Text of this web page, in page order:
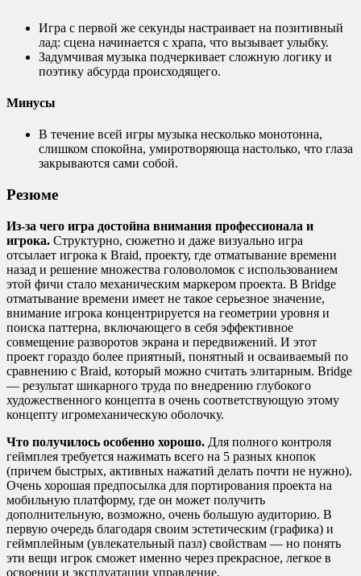
Игра с первой же секунды настраивает на позитивный
лад: сцена начинается с храпа, что вызывает улыбку.
Задумчивая музыка подчеркивает сложную логику и
поэтику абсурда происходящего.
Минусы
В течение всей игры музыка несколько монотонна,
слишком спокойна, умиротворяюща настолько, что глаза
закрываются сами собой.
Резюме
Из-за чего игра достойна внимания профессионала и
игрока. Структурно, сюжетно и даже визуально игра
отсылает игрока к Braid, проекту, где отматывание времени
назад и решение множества головоломок с использованием
этой фичи стало механическим маркером проекта. В Bridge
отматывание времени имеет не такое серьезное значение,
внимание игрока концентрируется на геометрии уровня и
поиска паттерна, включающего в себя эффективное
совмещение разворотов экрана и передвижений. И этот
проект гораздо более приятный, понятный и осваиваемый по
сравнению с Braid, который можно считать элитарным. Bridge
— результат шикарного труда по внедрению глубокого
художественного концепта в очень соответствующую этому
концепту игромеханическую оболочку.
Что получилось особенно хорошо. Для полного контроля
геймплея требуется нажимать всего на 5 разных кнопок
(причем быстрых, активных нажатий делать почти не нужно).
Очень хорошая предпосылка для портирования проекта на
мобильную платформу, где он может получить
дополнительную, возможно, очень большую аудиторию. В
первую очередь благодаря своим эстетическим (графика) и
геймплейным (увлекательный пазл) свойствам — но понять
эти вещи игрок сможет именно через прекрасное, легкое в
освоении и эксплуатации управление.